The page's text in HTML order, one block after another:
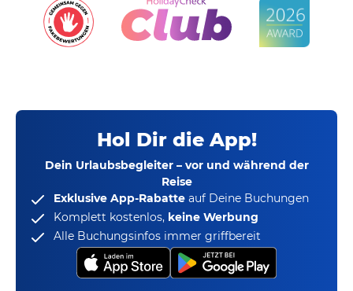
Hol Dir die App!
Dein Urlaubsbegleiter – vor und während der
Reise
Exklusive App-Rabatte auf Deine Buchungen
Komplett kostenlos, keine Werbung
Alle Buchungsinfos immer griffbereit